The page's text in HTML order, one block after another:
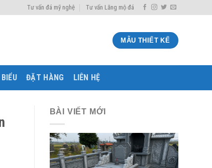
Tư vấn đá mỹ nghệ Tư vấn Lăng mộ đá
MẪU THIẾT KẾ
ĐẶT HÀNG LIÊN HỆ
BÀI VIẾT MỚI